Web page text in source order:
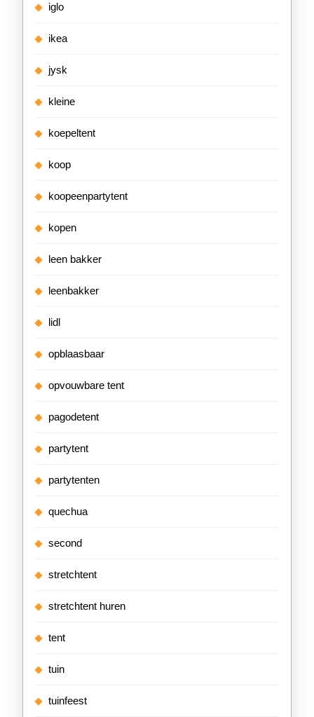
iglo
ikea
jysk
kleine
koepeltent
koop
koopeenpartytent
kopen
leen bakker
leenbakker
lidl
opblaasbaar
opvouwbare tent
pagodetent
partytent
partytenten
quechua
second
stretchtent
stretchtent huren
tent
tuin
tuinfeest